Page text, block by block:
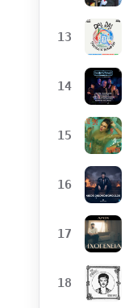
13
14
15
16
17
18